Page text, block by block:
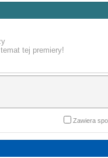
tej premiery!
Zawiera